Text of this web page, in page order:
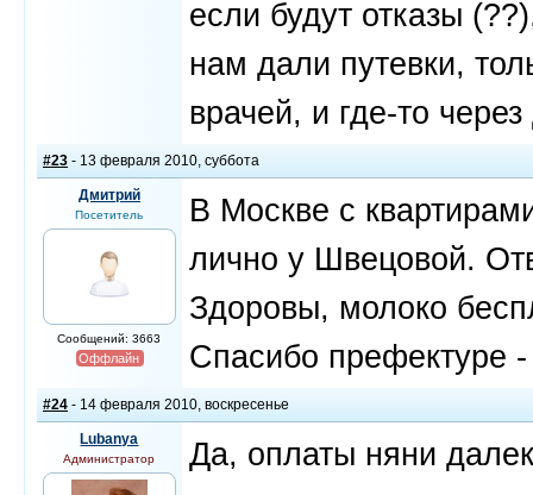
если будут отказы
нам дали путевки,
врачей, и где-то
#23 - 13 февраля 2010, суббота
Дмитрий
Посетитель
Сообщений: 3663
Оффлайн
В Москве с
лично у Швецовой.
Здоровы, молоко
Спасибо префектуре
#24 - 14 февраля 2010, воскресенье
Lubanya
Администратор Да, оплаты няни